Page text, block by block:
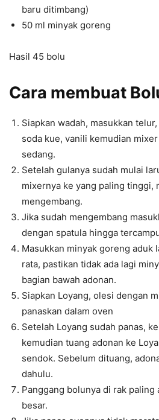
baru ditimbang)
50 ml minyak goreng
Hasil 45 bolu
Cara membuat
Siapkan wadah, masukkan
soda kue, vanili kemudian
sedang.
Setelah gulanya sudah mulai
mixernya ke yang paling tinggi,
mengembang.
Jika sudah mengembang
dengan spatula hingga
Masukkan minyak goreng aduk
rata, pastikan tidak ada lagi
bagian bawah adonan.
Siapkan Loyang, olesi dengan
panaskan dalam oven
Setelah Loyang sudah panas,
kemudian tuang adonan ke
sendok. Sebelum dituang,
dahulu.
Panggang bolunya di rak paling
besar.